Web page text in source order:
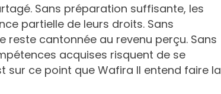
Sans préparation suffisante, les
partielle de leurs droits. Sans
reste cantonnée au revenu perçu. Sans
acquises risquent de se
sur ce point que Wafira II entend faire la